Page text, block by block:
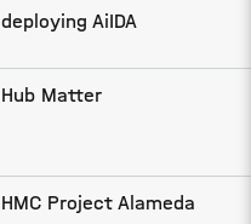
deploying AiIDA
Hub Matter
HMC Project Alameda